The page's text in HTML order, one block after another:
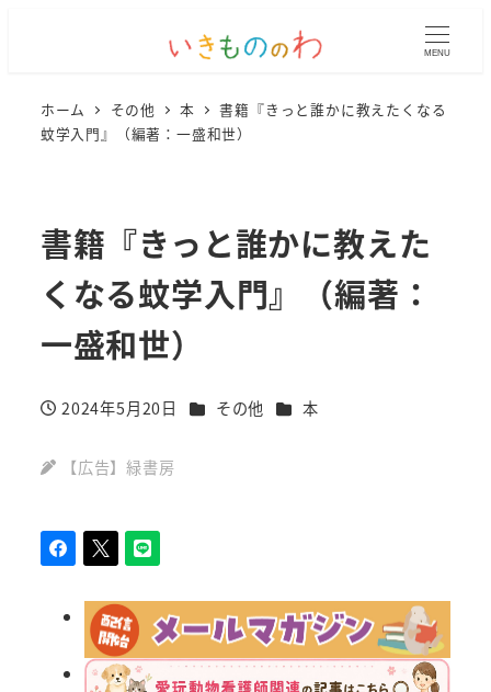
MENU
ホーム その他 本
書籍『きっと誰かに教えたくなる
蚊学入門』（編著：一盛和世）
書籍『きっと誰かに教えた
くなる蚊学入門』（編著：
一盛和世）
投稿日
2024年5月20日 カテゴリー
その他 カテゴリー
本
【広告】緑書房